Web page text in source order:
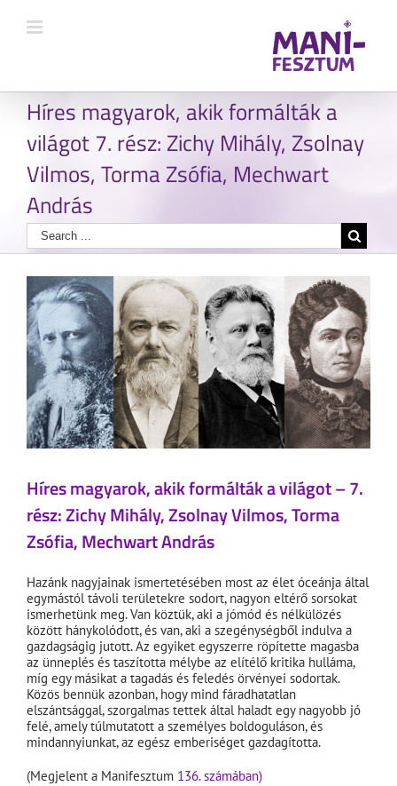
Híres magyarok, akik formálták a
világot 7. rész: Zichy Mihály, Zsolnay
Vilmos, Torma Zsófia, Mechwart
András
Híres magyarok, akik formálták a világot – 7.
rész: Zichy Mihály, Zsolnay Vilmos, Torma
Zsófia, Mechwart András
Hazánk nagyjainak ismertetésében most az élet óceánja által
egymástól távoli területekre sodort, nagyon eltérő sorsokat
ismerhetünk meg. Van köztük, aki a jómód és nélkülözés
között hánykolódott, és van, aki a szegénységből indulva a
gazdagságig jutott. Az egyiket egyszerre röpítette magasba
az ünneplés és taszította mélybe az elítélő kritika hulláma,
míg egy másikat a tagadás és feledés örvényei sodortak.
Közös bennük azonban, hogy mind fáradhatatlan
elszántsággal, szorgalmas tettek által haladt egy nagyobb jó
felé, amely túlmutatott a személyes boldoguláson, és
mindannyiunkat, az egész emberiséget gazdagította.
(Megjelent a Manifesztum 136. számában)